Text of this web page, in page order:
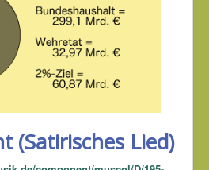
(Satirisches Lied)